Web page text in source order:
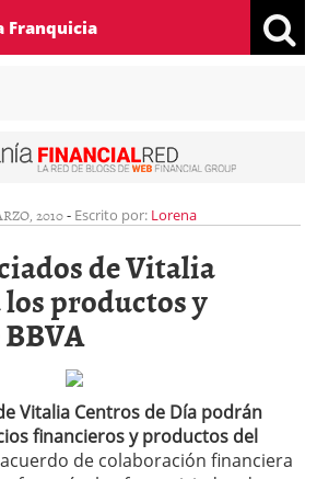
Franquicia
2010- Escrito por: Lorena
de Vitalia
productos y
Vitalia Centros de Día podrán
financieros y productos del
de colaboración financiera